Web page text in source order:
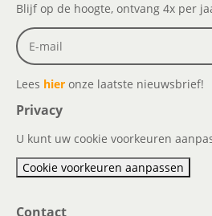
Blijf op de hoogte, ontvang 4x per
Lees hier onze laatste nieuwsbrief!
Privacy
U kunt uw cookie voorkeuren
Cookie voorkeuren aanpassen
Contact